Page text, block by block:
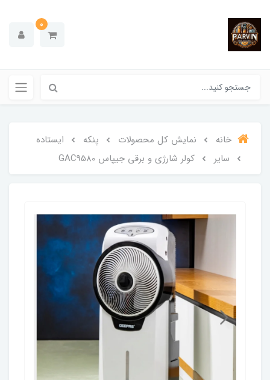
0
خانه نمایش کل محصولات پنکه
ایستاده
سایر
کولر شارژی و برقی جیپاس GAC9580